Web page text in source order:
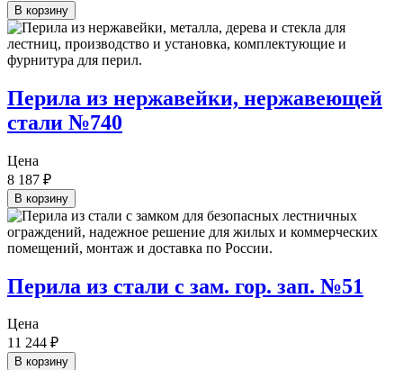
В корзину
Перила из нержавейки, нержавеющей
стали №740
Цена
8 187 ₽
В корзину
Перила из стали с зам. гор. зап. №51
Цена
11 244 ₽
В корзину